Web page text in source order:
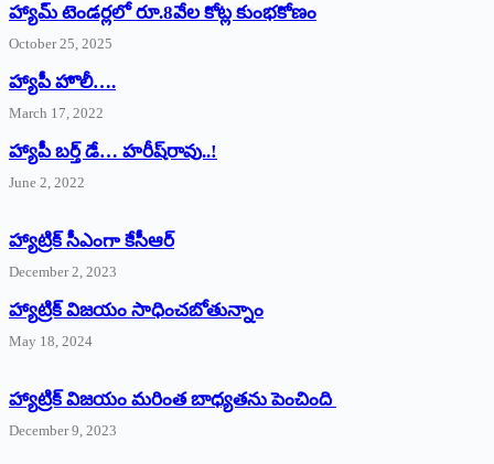
హ్యామ్‌ ‌టెండర్లలో రూ.8వేల కోట్ల కుంభకోణం
October 25, 2025
హ్యాపీ హొలీ….
March 17, 2022
హ్యాపీ బర్త్ ‌డే… హరీష్‌రావు..!
June 2, 2022
హ్యాట్రిక్‌ ‌సీఎంగా కేసీఆర్‌
December 2, 2023
హ్యాట్రిక్‌ విజయం సాధించబోతున్నాం
May 18, 2024
హ్యాట్రిక్ విజయం మరింత బాధ్యతను పెంచింది
December 9, 2023